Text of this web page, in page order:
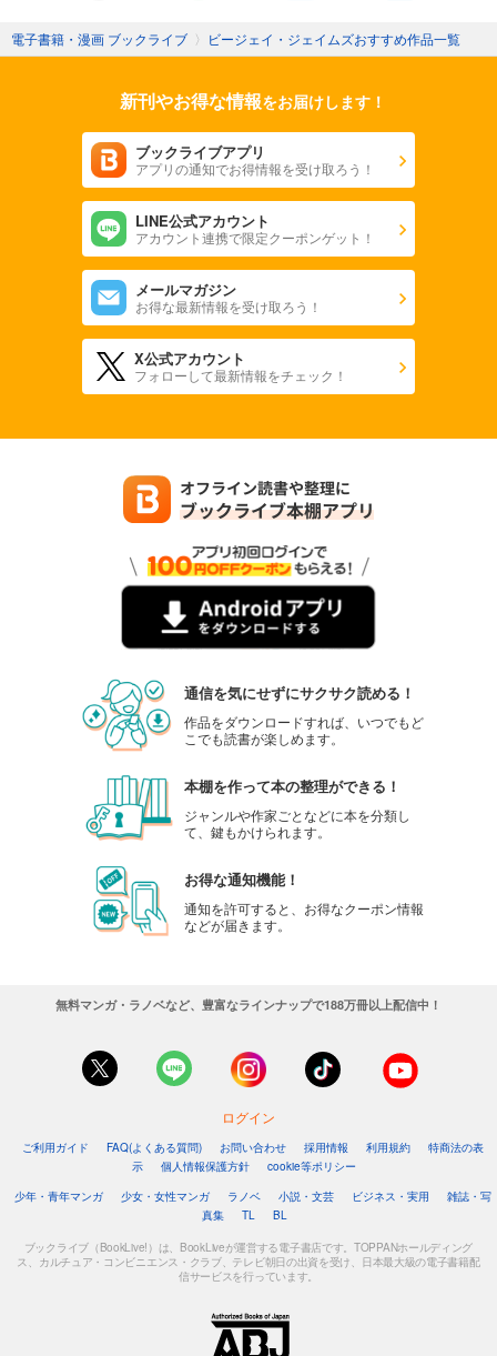
電子書籍・漫画 ブックライブ 〉 ビージェイ・ジェイムズおすすめ作品一覧
新刊やお得な情報をお届けします！
ブックライブアプリ
アプリの通知でお得情報を受け取ろう！
LINE公式アカウント
アカウント連携で限定クーポンゲット！
メールマガジン
お得な最新情報を受け取ろう！
X公式アカウント
フォローして最新情報をチェック！
通信を気にせずにサクサク読める！
作品をダウンロードすれば、いつでもど
こでも読書が楽しめます。
本棚を作って本の整理ができる！
ジャンルや作家ごとなどに本を分類し
て、鍵もかけられます。
お得な通知機能！
通知を許可すると、お得なクーポン情報
などが届きます。
無料マンガ・ラノベなど、豊富なラインナップで188万冊以上配信中！
ログイン
ご利用ガイド FAQ(よくある質問) お問い合わせ 採用情報 利用規約
特商法の表
示
個人情報保護方針
cookie等ポリシー
少年・青年マンガ
少女・女性マンガ ラノベ 小説・文芸 ビジネス・実用
雑誌・写
真集
TL BL
ブックライブ（BookLive!）は、BookLiveが運営する電子書店です。TOPPANホールディング
ス、カルチュア・コンビニエンス・クラブ、テレビ朝日の出資を受け、日本最大級の電子書籍配
信サービスを行っています。